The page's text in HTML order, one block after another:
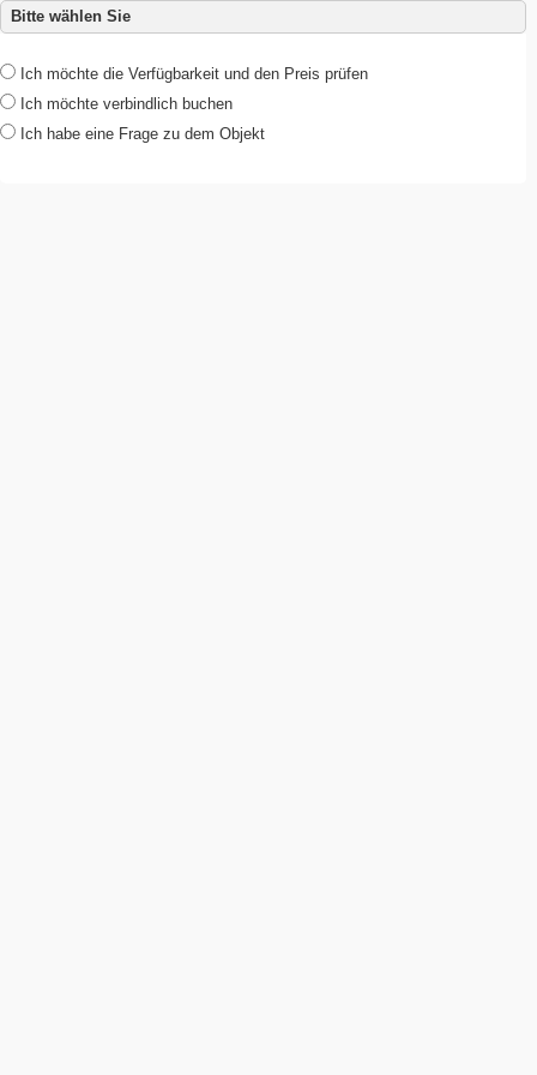
Bitte wählen Sie
Ich möchte die Verfügbarkeit und den Preis prüfen
Ich möchte verbindlich buchen
Ich habe eine Frage zu dem Objekt